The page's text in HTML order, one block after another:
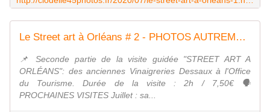
Le Street art à Orléans # 2 - PHOTOS AUTREMENT avec Clodelle
📌 Seconde partie de la visite guidée "STREET ART A
ORLÉANS": des anciennes Vinaigreries Dessaux à l'Office
du Tourisme. Durée de la visite : 2h / 7,50€ 🗣
PROCHAINES VISITES Juillet : sa...